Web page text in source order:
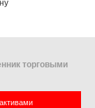
торговыми